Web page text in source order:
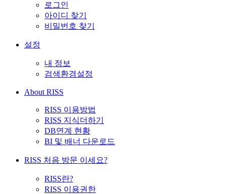
로그인
아이디 찾기
비밀번호 찾기
설정
내 정보
검색환경설정
About RISS
RISS 이용방법
RISS 지식더하기
DB연계 현황
BI 및 배너 다운로드
RISS 처음 방문 이세요?
RISS란?
RISS 이용권한